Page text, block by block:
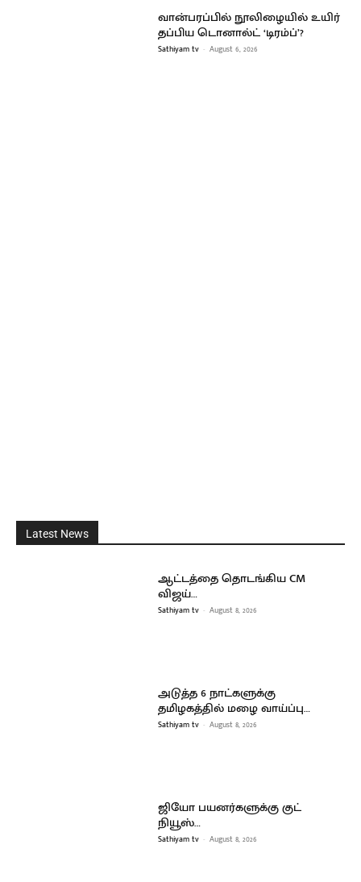
வான்பரப்பில் நூலிழையில் உயிர்
தப்பிய டொனால்ட் ‘டிரம்ப்’?
Sathiyam tv - August 6, 2026
Latest News
ஆட்டத்தை தொடங்கிய CM
விஜய்…
Sathiyam tv - August 8, 2026
அடுத்த 6 நாட்களுக்கு
தமிழகத்தில் மழை வாய்ப்பு…
Sathiyam tv - August 8, 2026
ஜியோ பயனர்களுக்கு குட்
நியூஸ்…
Sathiyam tv - August 8, 2026